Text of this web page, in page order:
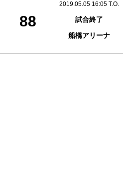
88
2019.05.05 16:05 T.O.
試合終了
船橋アリーナ